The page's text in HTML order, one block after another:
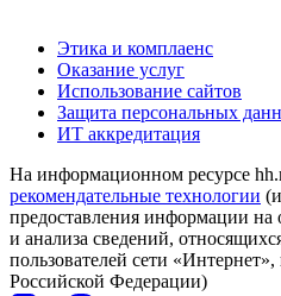
Этика и комплаенс
Оказание услуг
Использование сайтов
Защита персональных
ИТ аккредитация
На информационном ресурсе
рекомендательные технологии
предоставления информации на
и анализа сведений,
пользователей сети
Российской Федерации)